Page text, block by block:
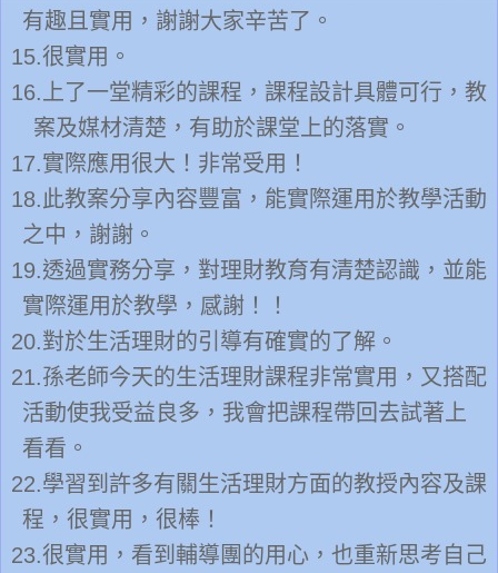
有趣且實用，謝謝大家辛苦了。
15.很實用。
16. 上了一堂精彩的課程，課程設計具體可行，教
案及媒材清楚，有助於課堂上的落實。
17.實際應用很大！非常受用！
18.此教案分享內容豐富，能實際運用於教學活動
之中，謝謝。
19.透過實務分享，對理財教育有清楚認識，並能
實際運用於教學，感謝！！
20.對於生活理財的引導有確實的了解。
21.孫老師今天的生活理財課程非常實用，又搭配
活動使我受益良多，我會把課程帶回去試著上
看看。
22.學習到許多有關生活理財方面的教授內容及課
程，很實用，很棒！
23.很實用，看到輔導團的用心，也重新思考自己